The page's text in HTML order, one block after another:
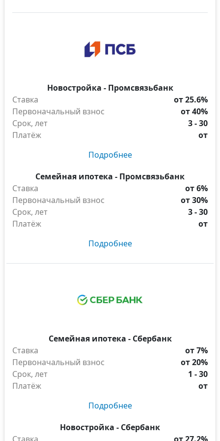
Новостройка - Промсвязьбанк
Ставка
от 25.6%
Первоначальный взнос
от 40%
Срок, лет
3 - 30
Платёж
от
Подробнее
Семейная ипотека - Промсвязьбанк
Ставка
от 6%
Первоначальный взнос
от 30%
Срок, лет
3 - 30
Платёж
от
Подробнее
Семейная ипотека - Сбербанк
Ставка
от 7%
Первоначальный взнос
от 20%
Срок, лет
1 - 30
Платёж
от
Подробнее
Новостройка - Сбербанк